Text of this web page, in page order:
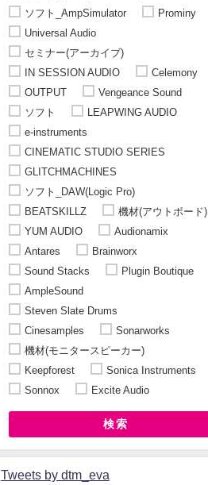
ソフト_AmpSimulator
Prominy
Universal Audio
セミナー(アーカイブ)
IN SESSION AUDIO
Celemony
OUTPUT
Vengeance Sound
ソフト
LEAPWING AUDIO
e-instruments
CINEMATIC STUDIO SERIES
GLITCHMACHINES
ソフト_DAW(Logic Pro)
BEATSKILLZ
機材(アウトボード)
YUM AUDIO
Audionamix
Antares
Brainworx
Sound Stacks
Plugin Boutique
AmpleSound
Steven Slate Drums
Cinesamples
Sonarworks
機材(モニタースピーカー)
Keepforest
Sonica Instruments
Sonnox
Excite Audio
検索
Tweets by dtm_eva